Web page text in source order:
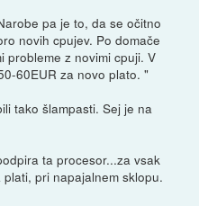
pa je to, da se očitno
novih cpujev. Po domače
probleme z novimi cpuji. V
60EUR za novo plato. "
tako šlampasti. Sej je na
ta procesor...za vsak
pri napajalnem sklopu.